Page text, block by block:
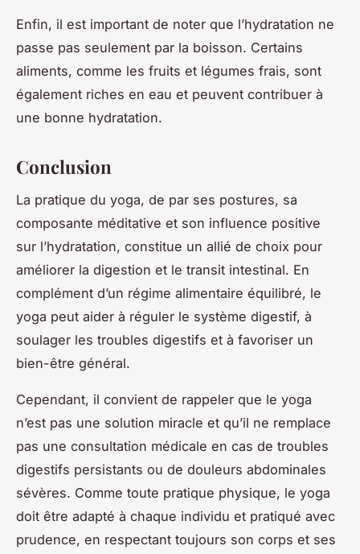
Enfin, il est important de noter que l’hydratation ne
passe pas seulement par la boisson. Certains
aliments, comme les fruits et légumes frais, sont
également riches en eau et peuvent contribuer à
une bonne hydratation.
Conclusion
La pratique du yoga, de par ses postures, sa
composante méditative et son influence positive
sur l’hydratation, constitue un allié de choix pour
améliorer la digestion et le transit intestinal. En
complément d’un régime alimentaire équilibré, le
yoga peut aider à réguler le système digestif, à
soulager les troubles digestifs et à favoriser un
bien-être général.
Cependant, il convient de rappeler que le yoga
n’est pas une solution miracle et qu’il ne remplace
pas une consultation médicale en cas de troubles
digestifs persistants ou de douleurs abdominales
sévères. Comme toute pratique physique, le yoga
doit être adapté à chaque individu et pratiqué avec
prudence, en respectant toujours son corps et ses